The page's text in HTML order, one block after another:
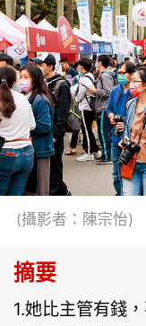
(攝影者：陳宗怡)
摘要
1.她比主管有錢